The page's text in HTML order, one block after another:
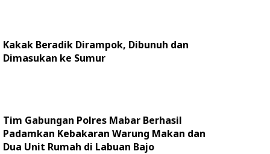
Kakak Beradik Dirampok, Dibunuh dan
Dimasukan ke Sumur
Tim Gabungan Polres Mabar Berhasil
Padamkan Kebakaran Warung Makan dan
Dua Unit Rumah di Labuan Bajo